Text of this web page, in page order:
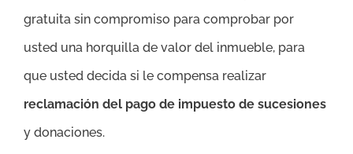
gratuita sin compromiso para comprobar por
usted una horquilla de valor del inmueble, para
que usted decida si le compensa realizar
reclamación del pago de impuesto de sucesiones
y donaciones.